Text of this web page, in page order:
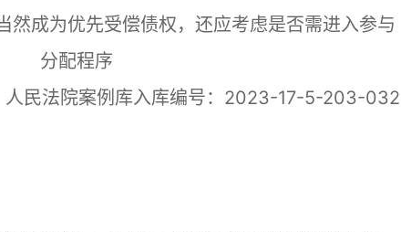
成为优先受偿债权，还应考虑是否需进入参与
分配程序
法院案例库入库编号：2023-17-5-203-032